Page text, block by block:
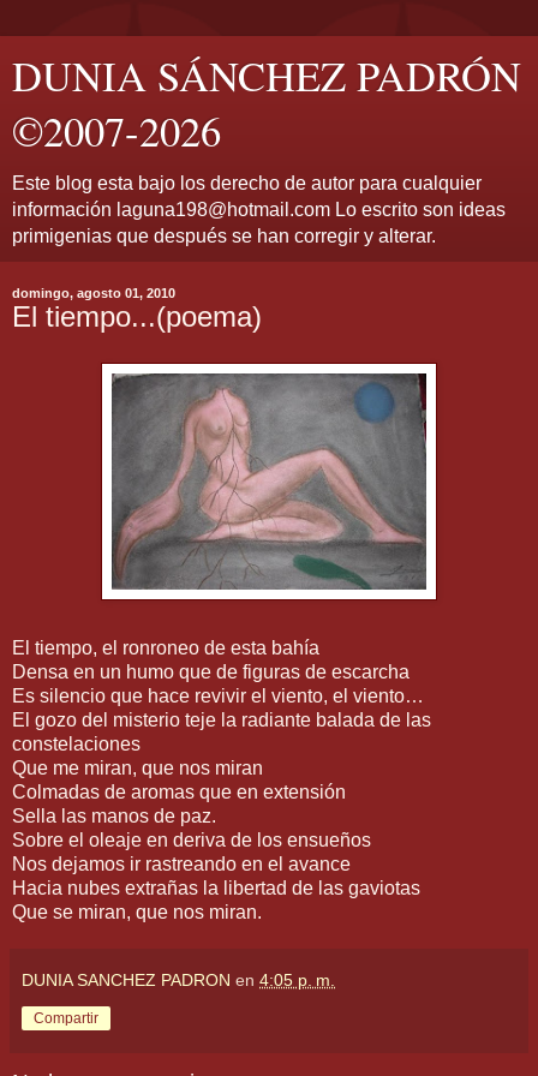
DUNIA SÁNCHEZ PADRÓN
©2007-2026
Este blog esta bajo los derecho de autor para cualquier
información laguna198@hotmail.com Lo escrito son ideas
primigenias que después se han corregir y alterar.
domingo, agosto 01, 2010
El tiempo...(poema)
El tiempo, el ronroneo de esta bahía
Densa en un humo que de figuras de escarcha
Es silencio que hace revivir el viento, el viento…
El gozo del misterio teje la radiante balada de las
constelaciones
Que me miran, que nos miran
Colmadas de aromas que en extensión
Sella las manos de paz.
Sobre el oleaje en deriva de los ensueños
Nos dejamos ir rastreando en el avance
Hacia nubes extrañas la libertad de las gaviotas
Que se miran, que nos miran.
DUNIA SANCHEZ PADRON en 4:05 p. m.
Compartir